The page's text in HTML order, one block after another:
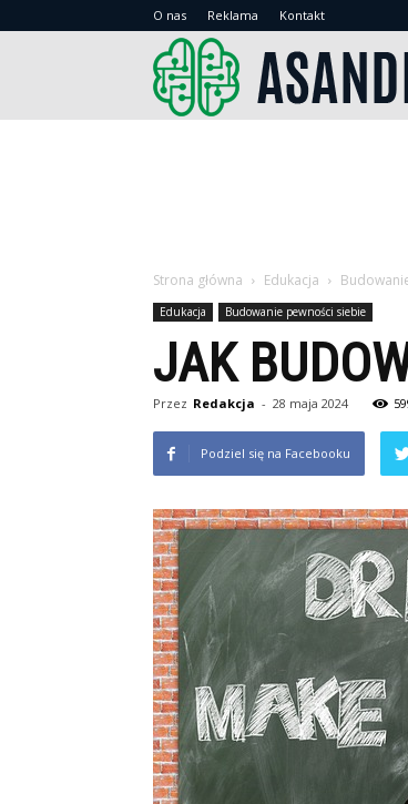
O nas Reklama Kontakt
Strona główna Edukacja
Edukacja Budowanie pewności siebie
JAK
Przez Redakcja - 28 maja 2024
Podziel się na Facebooku